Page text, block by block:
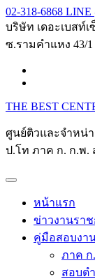
Skip
to
02-318-6868 LINE
บริษัท เดอะเบสท์เ
ซ.รามคำแหง 43/
THE BEST
ศูนย์ติวและจำหน่
ป.โท ภาค ก. ก.พ.
หน้าแรก
ข่าวงานราช
คู่มือสอบงา
ภาค ก
สอบต